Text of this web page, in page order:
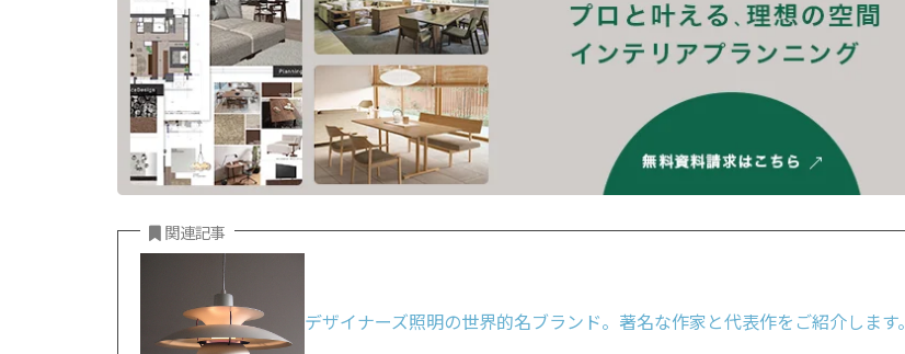
関連記事
デザイナーズ照明の世界的名ブランド。著名な作家と代表作をご紹介します。